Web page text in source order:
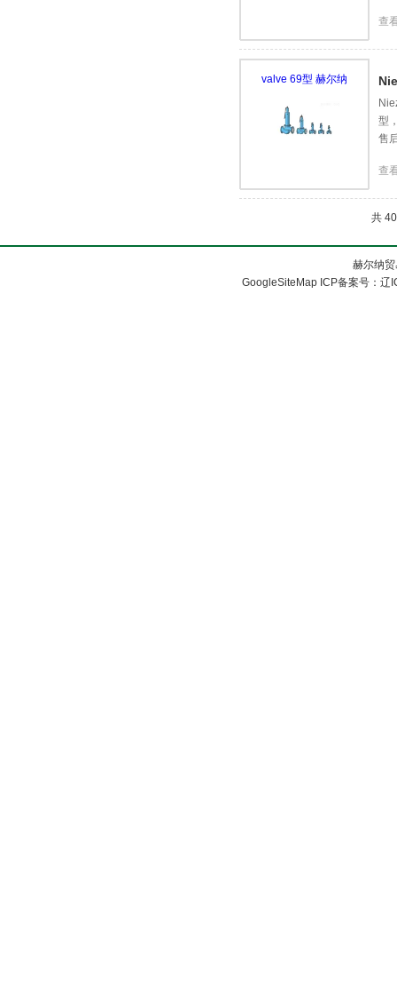
查
型
售
查
共
赫尔纳
GoogleSiteMap ICP备案号：辽